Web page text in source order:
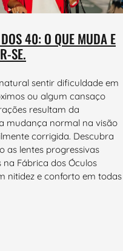
40: O QUE MUDA E
SE.
sentir dificuldade em
ou algum cansaço
resultam da
mudança normal na visão
corrigida. Descubra
as lentes progressivas
na Fábrica dos Óculos
nitidez e conforto em todas